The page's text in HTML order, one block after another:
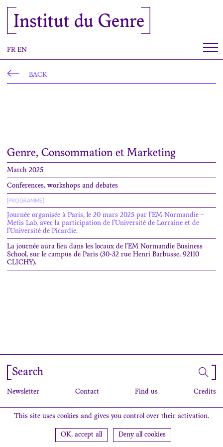
Institut du Genre
FR EN
BACK
Genre, Consommation et Marketing
March 2025
Conferences, workshops and debates
[PROGRAMME]
Journée organisée à Paris, le 20 mars 2025 par l’EM Normandie –
Metis Lab, avec la participation de l’Université de Lorraine et de
l’Université de Picardie.
La journée aura lieu dans les locaux de l’EM Normandie Business
School, sur le campus de Paris (30-32 rue Henri Barbusse, 92110
CLICHY).
Search
Newsletter Contact Find us Credits
This site uses cookies and gives you control over their activation.
OK, accept all Deny all cookies